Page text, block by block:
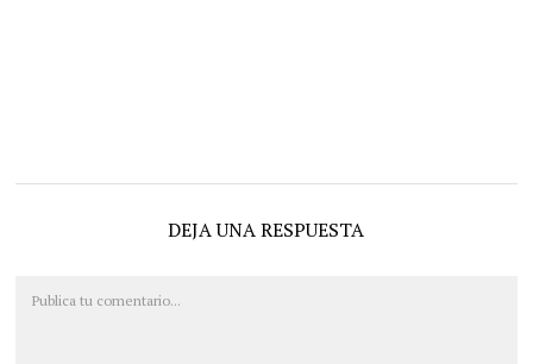
DEJA UNA RESPUESTA